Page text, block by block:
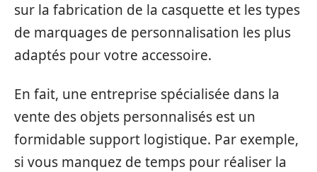
sur la fabrication de la casquette et les types
de marquages de personnalisation les plus
adaptés pour votre accessoire.
En fait, une entreprise spécialisée dans la
vente des objets personnalisés est un
formidable support logistique. Par exemple,
si vous manquez de temps pour réaliser la